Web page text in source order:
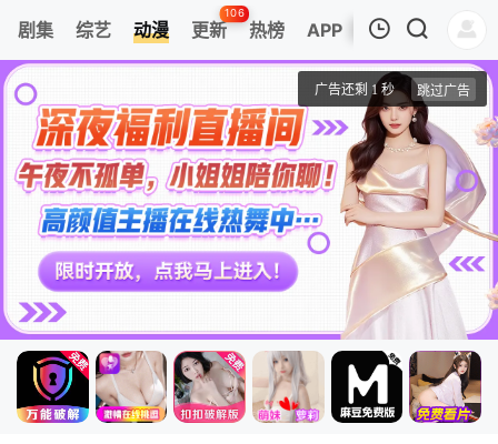
剧集 综艺 动漫 更新
106
热榜 APP
第1集
我的英雄学院 第7季
清空